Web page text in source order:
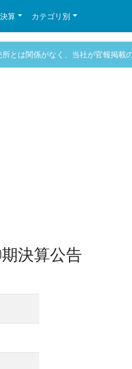
算 カテゴリ別
とは関係がなく、当社が官報掲載
決算公告